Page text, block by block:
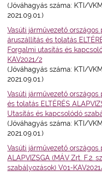
(Jóváhagyás száma: KTI/
2021.09.01.)
Vasúti járművezető
áruszállítás és tolatás
Forgalmi utasítás és
KAV2021/2
(Jóváhagyás száma: KTI/
2021.09.01.)
Vasúti járművezető
és tolatás ELTÉRÉS
Utasítás és kapcsolódó
(Jóváhagyás száma: KTI/
2021.09.01.)
Vasúti járművezető országos
ALAPVIZSGA (MÁV Zrt. F.2.
szabályozások) V01-